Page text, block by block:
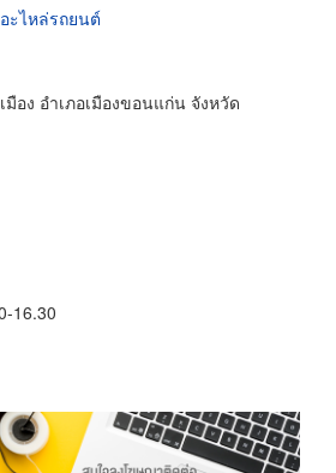
ะไหล่รถยนต์
อง อำเภอเมืองขอนแก่น จังหวัด
16.30